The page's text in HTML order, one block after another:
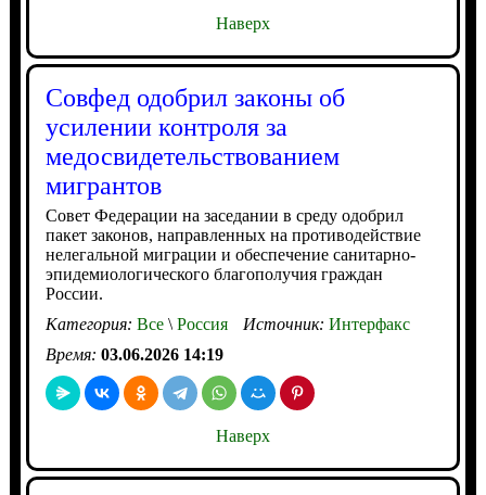
Наверх
Совфед одобрил законы об
усилении контроля за
медосвидетельствованием
мигрантов
Совет Федерации на заседании в среду одобрил
пакет законов, направленных на противодействие
нелегальной миграции и обеспечение санитарно-
эпидемиологического благополучия граждан
России.
Категория: Все\Россия Источник: Интерфакс
Время: 03.06.2026 14:19
Наверх